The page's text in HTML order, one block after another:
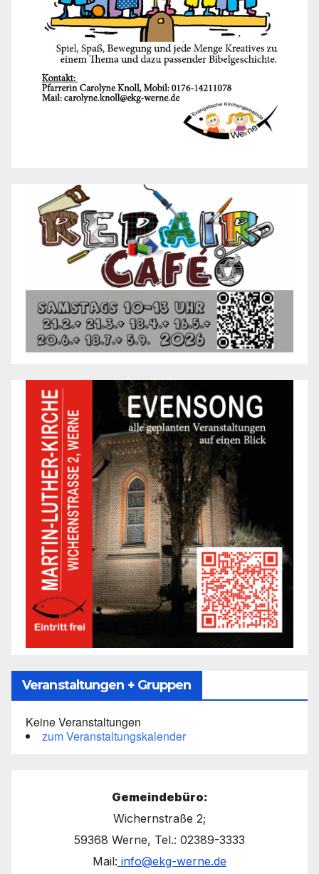
Veranstaltungen + Gruppen
Keine Veranstaltungen
zum Veranstaltungskalender
Gemeindebüro:
Wichernstraße 2;
59368 Werne, Tel.: 02389-3333
Mail: info@ekg-werne.de